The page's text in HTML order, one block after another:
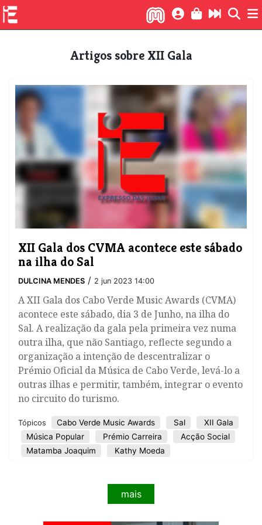
Artigos sobre XII Gala
XII Gala dos CVMA acontece este sábado
na ilha do Sal
DULCINA MENDES / 2 jun 2023 14:00
A XII Gala dos Cabo Verde Music Awards (CVMA)
acontece este sábado, dia 3 de Junho, na ilha do
Sal. A realização da gala pela primeira vez numa
outra ilha, que não Santiago, reflecte segundo a
organização a intenção de descentralizar o
Prémio Oficial da Música de Cabo Verde, levá-lo a
outras ilhas e permitir, também, integrar o evento
no circuito do turismo.
Tópicos Cabo Verde Music Awards Sal
XII Gala
Música Popular
Prémio Carreira
Acção Social
Matamba Joaquim
Kathy Moeda
mais